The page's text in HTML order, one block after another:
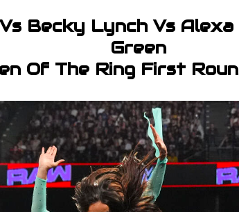
Becky Lynch Vs Alexa
Green
Of The Ring First